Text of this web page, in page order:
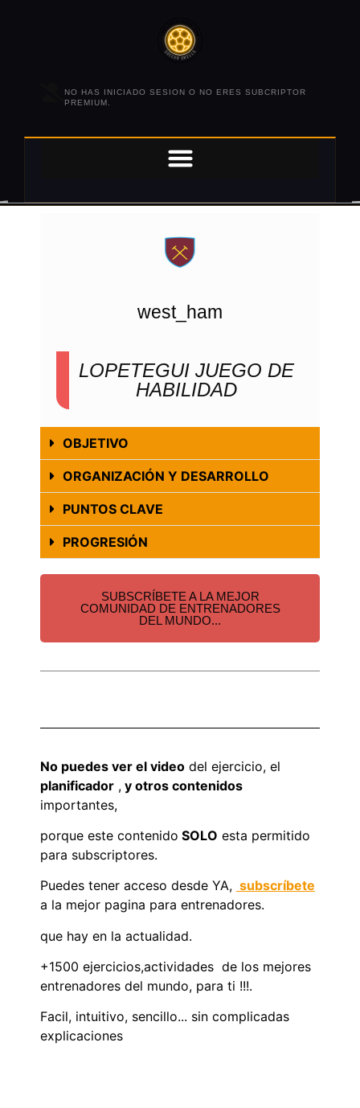
NO HAS INICIADO SESION O NO ERES SUBCRIPTOR
PREMIUM.
west_ham
LOPETEGUI JUEGO DE
HABILIDAD
OBJETIVO
ORGANIZACIÓN Y DESARROLLO
PUNTOS CLAVE
PROGRESIÓN
SUBSCRÍBETE A LA MEJOR
COMUNIDAD DE ENTRENADORES
DEL MUNDO...
No puedes ver el video del ejercicio, el
planificador , y otros contenidos
importantes,
porque este contenido SOLO esta permitido
para subscriptores.
Puedes tener acceso desde YA, subscríbete
a la mejor pagina para entrenadores.
que hay en la actualidad.
+1500 ejercicios,actividades de los mejores
entrenadores del mundo, para ti !!!.
Facil, intuitivo, sencillo... sin complicadas
explicaciones